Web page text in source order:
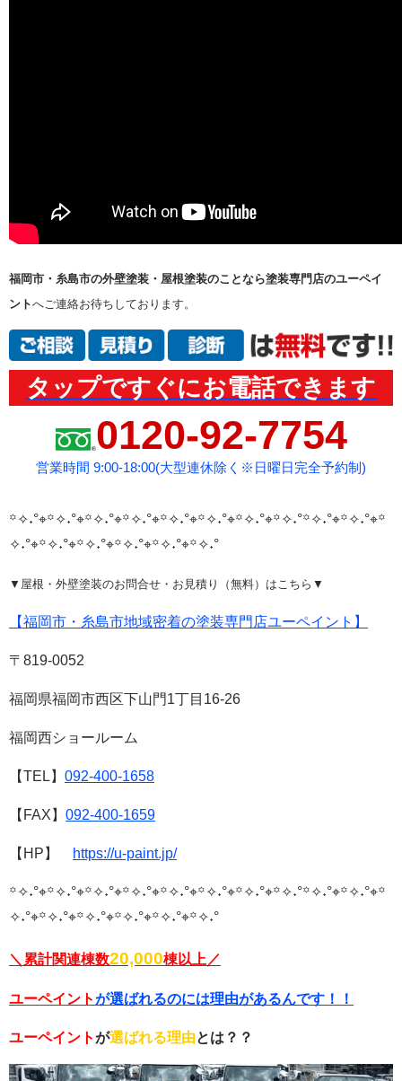
福岡市・糸島市の外壁塗装・屋根塗装のことなら塗装専門店のユーペイ
ントへご連絡お待ちしております。
タップですぐにお電話できます
0120-92-7754
営業時間 9:00-18:00(大型連休除く※日曜日完全予約制)
꙳✧˖°⌖꙳✧˖°⌖꙳✧˖°⌖꙳✧˖°⌖꙳✧˖°⌖꙳✧˖°⌖꙳✧˖°⌖꙳✧˖°꙳✧˖°⌖꙳✧˖°⌖꙳
✧˖°⌖꙳✧˖°⌖꙳✧˖°⌖꙳✧˖°⌖꙳✧˖°⌖꙳✧˖°
▼屋根・外壁塗装のお問合せ・お見積り（無料）はこちら▼
【福岡市・糸島市地域密着の塗装専門店ユーペイント】
〒819-0052
福岡県福岡市西区下山門1丁目16-26
福岡西ショールーム
【TEL】 092-400-1658
【FAX】 092-400-1659
【HP】 https://u-paint.jp/
꙳✧˖°⌖꙳✧˖°⌖꙳✧˖°⌖꙳✧˖°⌖꙳✧˖°⌖꙳✧˖°⌖꙳✧˖°⌖꙳✧˖°꙳✧˖°⌖꙳✧˖°⌖꙳
✧˖°⌖꙳✧˖°⌖꙳✧˖°⌖꙳✧˖°⌖꙳✧˖°⌖꙳✧˖°
＼累計関連棟数20,000棟以上／
ユーペイントが選ばれるのには理由があるんです！！
ユーペイントが選ばれる理由とは？？